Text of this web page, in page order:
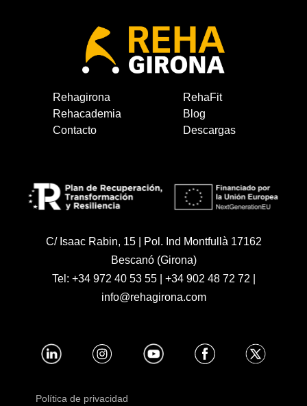
Rehagirona
RehaFit
Rehacademia
Blog
Contacto
Descargas
C/ Isaac Rabin, 15 | Pol. Ind Montfullà 17162
Bescanó (Girona)
Tel: +34 972 40 53 55| +34 902 48 72 72
info@rehagirona.com
Política de privacidad